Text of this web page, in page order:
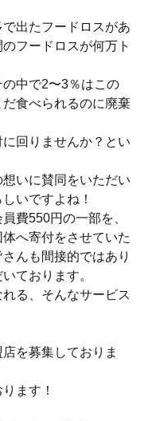
出たフードロスがあ
フードロスが何万ト
中で2〜3％はこの
食べられるのに廃棄
回りませんか？とい
いに賛同をいただい
いですよね！
費550円の一部を、
へ寄付をさせていた
んも間接的ではあり
ております。
る、そんなサービス
を募集しておりま
ます！